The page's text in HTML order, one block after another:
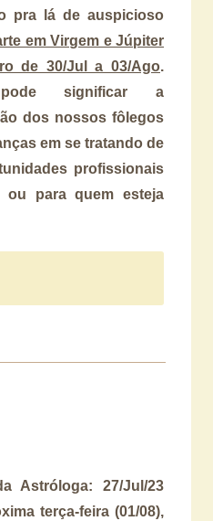
pra lá de auspicioso
em Virgem e Júpiter
de 30/Jul a 03/Ago.
significar a
dos nossos fôlegos
em se tratando de
profissionais
ou para quem esteja
Astróloga: 27/Jul/23
terça-feira (01/08),